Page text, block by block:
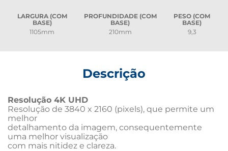
LARGURA (COM
BASE)
1105mm
PROFUNDIDADE (COM
BASE)
210mm
PESO (COM
BASE)
9,3
Descrição
Resolução 4K UHD
Resolução de 3840 x 2160 (pixels), que permite um
melhor
detalhamento da imagem, consequentemente
uma melhor visualização
com mais nitidez e clareza.